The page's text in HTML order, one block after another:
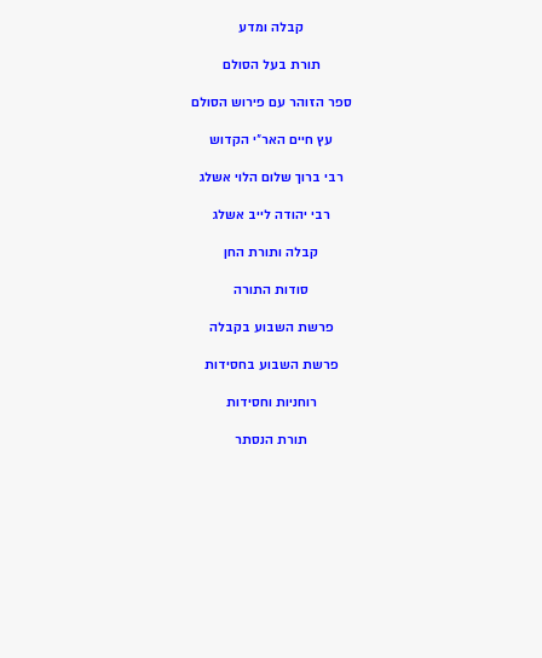
קבלה ומדע
תורת בעל הסולם
ספר הזוהר עם פירוש הסולם
עץ חיים האר”י הקדוש
רבי ברוך שלום הלוי אשלג
רבי יהודה לייב אשלג
קבלה ותורת החן
סודות התורה
פרשת השבוע בקבלה
פרשת השבוע בחסידות
רוחניות וחסידות
תורת הנסתר